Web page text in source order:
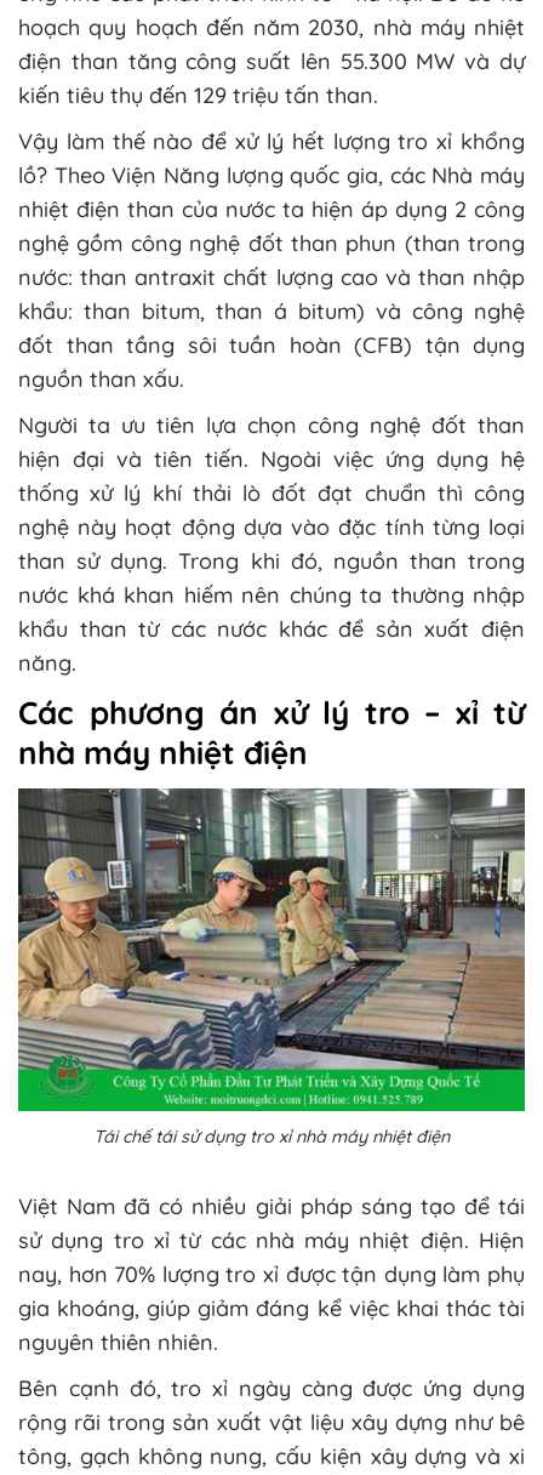
hoạch quy hoạch đến năm 2030, nhà máy nhiệt
điện than tăng công suất lên 55.300 MW và dự
kiến tiêu thụ đến 129 triệu tấn than.
Vậy làm thế nào để xử lý hết lượng tro xỉ khổng
lồ? Theo Viện Năng lượng quốc gia, các Nhà máy
nhiệt điện than của nước ta hiện áp dụng 2 công
nghệ gồm công nghệ đốt than phun (than trong
nước: than antraxit chất lượng cao và than nhập
khẩu: than bitum, than á bitum) và công nghệ
đốt than tầng sôi tuần hoàn (CFB) tận dụng
nguồn than xấu.
Người ta ưu tiên lựa chọn công nghệ đốt than
hiện đại và tiên tiến. Ngoài việc ứng dụng hệ
thống xử lý khí thải lò đốt đạt chuẩn thì công
nghệ này hoạt động dựa vào đặc tính từng loại
than sử dụng. Trong khi đó, nguồn than trong
nước khá khan hiếm nên chúng ta thường nhập
khẩu than từ các nước khác để sản xuất điện
năng.
Các phương án xử lý tro – xỉ từ
nhà máy nhiệt điện
Tái chế tái sử dụng tro xỉ nhà máy nhiệt điện
Việt Nam đã có nhiều giải pháp sáng tạo để tái
sử dụng tro xỉ từ các nhà máy nhiệt điện. Hiện
nay, hơn 70% lượng tro xỉ được tận dụng làm phụ
gia khoáng, giúp giảm đáng kể việc khai thác tài
nguyên thiên nhiên.
Bên cạnh đó, tro xỉ ngày càng được ứng dụng
rộng rãi trong sản xuất vật liệu xây dựng như bê
tông, gạch không nung, cấu kiện xây dựng và xi